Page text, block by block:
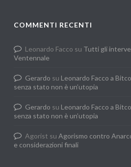
COMMENTI RECENTI
Leonardo Facco su Tutti gli
Ventennale
Gerardo su Leonardo Facco a
senza stato non è un’utopia
Gerardo su Leonardo Facco a
senza stato non è un’utopia
Agorist suAgorismo contro
e considerazioni finali